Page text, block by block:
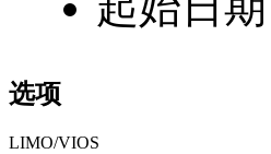
选项
LIMO/VIOS